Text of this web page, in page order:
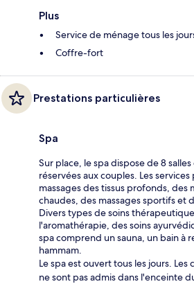
Plus
Service de ménage tous les
Coffre-fort
Prestations particulières
Spa
Sur place, le spa dispose de 8
réservées aux couples. Les
massages des tissus profonds, des
chaudes, des massages sportifs et
Divers types de soins
l'aromathérapie, des soins
spa comprend un sauna, un bain à
hammam.
Le spa est ouvert tous les jours. Les
ne sont pas admis dans l'enceinte